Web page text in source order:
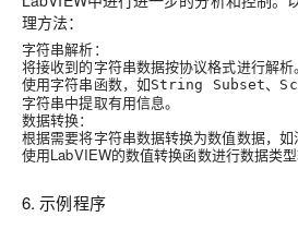
理方法：
字符串解析：
将接收到的字符串数据按协议格式进行解析。
使用字符串函数，如String Subset、
字符串中提取有用信息。
数据转换：
根据需要将字符串数据转换为数值数据，如
使用LabVIEW的数值转换函数进行数据类型
6. 示例程序